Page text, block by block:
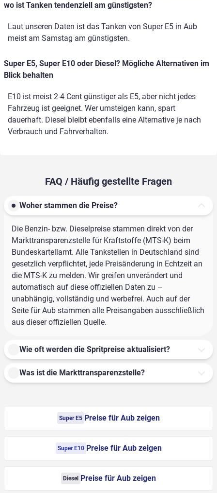
wo ist Tanken tendenziell am günstigsten?
Laut unseren Daten ist das Tanken von Super E5 in Aub
meist am Samstag am günstigsten.
Super E5, Super E10 oder Diesel? Mögliche Alternativen im
Blick behalten
E10 ist meist 2-4 Cent günstiger als E5, aber nicht jedes
Fahrzeug ist geeignet. Wer umsteigen kann, spart
dauerhaft. Diesel bleibt ebenfalls eine Alternative je nach
Verbrauch und Fahrverhalten.
FAQ / Häufig gestellte Fragen
Woher stammen die Preise?
Die Benzin- bzw. Dieselpreise stammen direkt von der
Markttransparenzstelle für Kraftstoffe (MTS-K) beim
Bundeskartellamt. Alle Tankstellen in Deutschland sind
gesetzlich verpflichtet, jede Preisänderung in Echtzeit an
die MTS-K zu melden. Wir greifen unverändert und
automatisch auf diese offiziellen Daten zu –
unabhängig, vollständig und werbefrei. Auch auf der
Seite für Aub stammen alle Preisangaben ausschließlich
aus dieser offiziellen Quelle.
Wie oft werden die Spritpreise aktualisiert?
Was ist die Markttransparenzstelle?
Super E5 Preise für Aub zeigen
Super E10 Preise für Aub zeigen
Diesel Preise für Aub zeigen